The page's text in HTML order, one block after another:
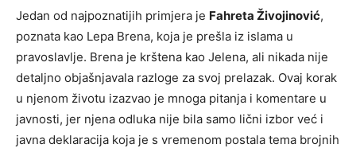
Jedan od najpoznatijih primjera je Fahreta Živojinović,
poznata kao Lepa Brena, koja je prešla iz islama u
pravoslavlje. Brena je krštena kao Jelena, ali nikada nije
detaljno objašnjavala razloge za svoj prelazak. Ovaj korak
u njenom životu izazvao je mnoga pitanja i komentare u
javnosti, jer njena odluka nije bila samo lični izbor već i
javna deklaracija koja je s vremenom postala tema brojnih